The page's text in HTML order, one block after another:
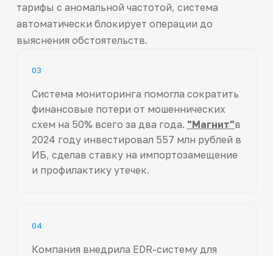
тарифы с аномальной частотой, система
автоматически блокирует операции до
выяснения обстоятельств.
03
Система мониторинга помогла сократить
финансовые потери от мошеннических
схем на 50% всего за два года. "Магнит"в
2024 году инвестировал 557 млн рублей в
ИБ, сделав ставку на импортозамещение
и профилактику утечек.
04
Компания внедрила EDR-систему для